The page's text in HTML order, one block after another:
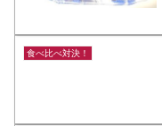
食べ比べ対決！